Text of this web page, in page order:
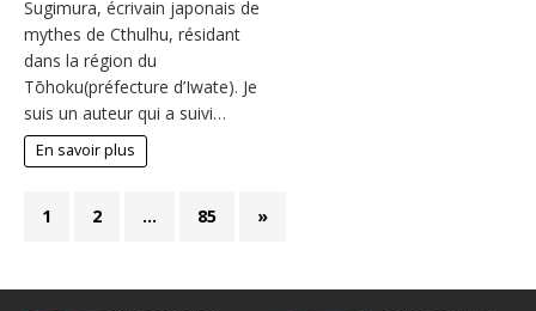
Sugimura, écrivain japonais de
mythes de Cthulhu, résidant
dans la région du
Tōhoku(préfecture d’Iwate). Je
suis un auteur qui a suivi…
En savoir plus
1 2 … 85 »